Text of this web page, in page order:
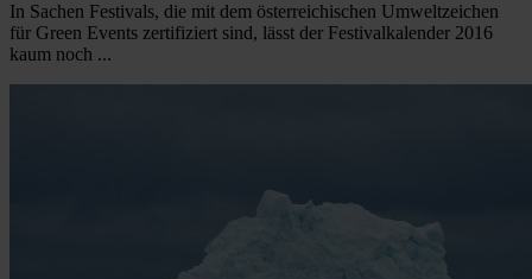
In Sachen Festivals, die mit dem österreichischen Umweltzeichen
für Green Events zertifiziert sind, lässt der Festivalkalender 2016
kaum noch ...